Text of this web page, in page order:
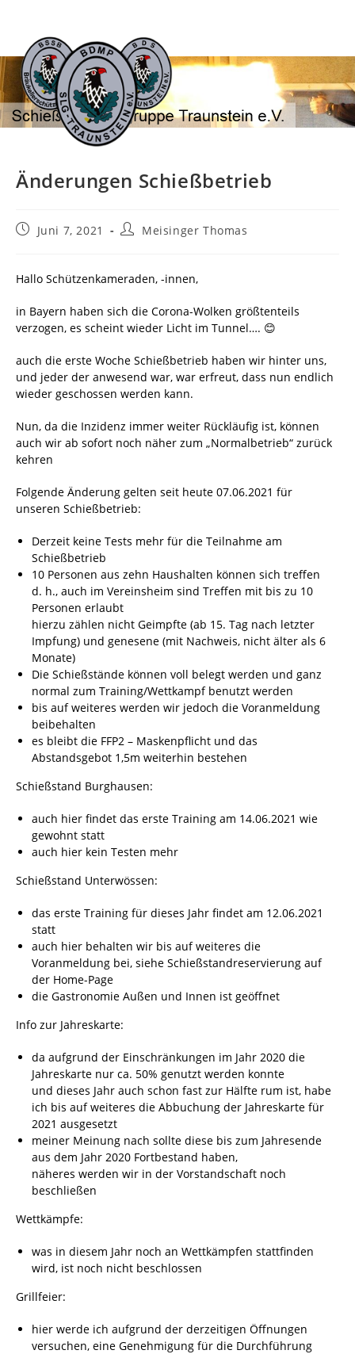
springen
Änderungen Schießbetrieb
BeitragJuni 7, 2021
Beitrags-
Meisinger Thomas
Hallo Schützenkameraden, -innen,
in Bayern haben sich die Corona-Wolken größtenteils
verzogen, es scheint wieder Licht im Tunnel…. 😊
auch die erste Woche Schießbetrieb haben wir hinter uns,
und jeder der anwesend war, war erfreut, dass nun endlich
wieder geschossen werden kann.
Nun, da die Inzidenz immer weiter Rückläufig ist, können
auch wir ab sofort noch näher zum „Normalbetrieb“ zurück
kehren
Folgende Änderung gelten seit heute 07.06.2021 für
unseren Schießbetrieb:
Derzeit keine Tests mehr für die Teilnahme am
Schießbetrieb
10 Personen aus zehn Haushalten können sich treffen
d. h., auch im Vereinsheim sind Treffen mit bis zu 10
Personen erlaubt
hierzu zählen nicht Geimpfte (ab 15. Tag nach letzter
Impfung) und genesene (mit Nachweis, nicht älter als 6
Monate)
Die Schießstände können voll belegt werden und ganz
normal zum Training/Wettkampf benutzt werden
bis auf weiteres werden wir jedoch die Voranmeldung
beibehalten
es bleibt die FFP2 – Maskenpflicht und das
Abstandsgebot 1,5m weiterhin bestehen
Schießstand Burghausen:
auch hier findet das erste Training am 14.06.2021 wie
gewohnt statt
auch hier kein Testen mehr
Schießstand Unterwössen:
das erste Training für dieses Jahr findet am 12.06.2021
statt
auch hier behalten wir bis auf weiteres die
Voranmeldung bei, siehe Schießstandreservierung auf
der Home-Page
die Gastronomie Außen und Innen ist geöffnet
Info zur Jahreskarte:
da aufgrund der Einschränkungen im Jahr 2020 die
Jahreskarte nur ca. 50% genutzt werden konnte
und dieses Jahr auch schon fast zur Hälfte rum ist, habe
ich bis auf weiteres die Abbuchung der Jahreskarte für
2021 ausgesetzt
meiner Meinung nach sollte diese bis zum Jahresende
aus dem Jahr 2020 Fortbestand haben,
näheres werden wir in der Vorstandschaft noch
beschließen
Wettkämpfe:
was in diesem Jahr noch an Wettkämpfen stattfinden
wird, ist noch nicht beschlossen
Grillfeier:
hier werde ich aufgrund der derzeitigen Öffnungen
versuchen, eine Genehmigung für die Durchführung